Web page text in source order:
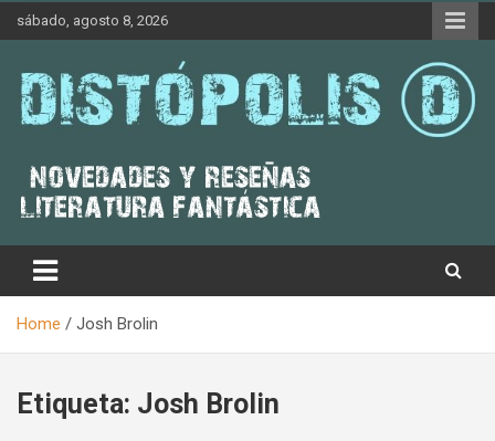
sábado, agosto 8, 2026
Distópolis
Home Josh Brolin
Etiqueta: Josh Brolin